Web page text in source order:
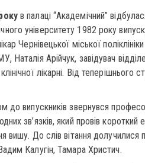
в палаці “Академічний”
університету 1982 року
Чернівецької міської
Наталія Арійчук, завідувач
лікарні. Від
до випускників звернувся
зв’язків, який провів короткий
вишу. До слів вітання
Калугін, Тамара Христич.